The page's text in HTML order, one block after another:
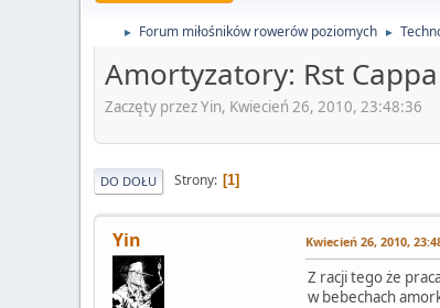
► Forum miłośników rowerów poziomych ►
Amortyzatory: Rst
Zaczęty przez Yin, Kwiecień 26, 2010, 23:48:36
DO DOŁU Strony 1
Yin Kwiecień 26, 2010,
Z racji tego że
w bebechach